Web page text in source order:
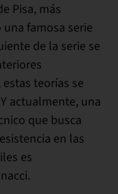
Pisa, más
famosa serie
de la serie se
teorías se
actualmente, una
que busca
en las
es
.